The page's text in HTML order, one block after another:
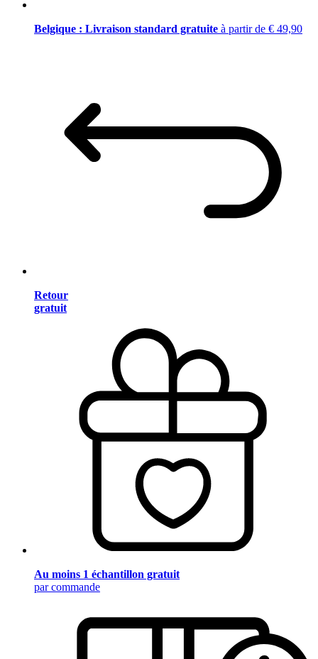
Belgique : Livraison standard gratuite à partir de € 49,90
Retour
gratuit
Au moins 1 échantillon gratuit
par commande